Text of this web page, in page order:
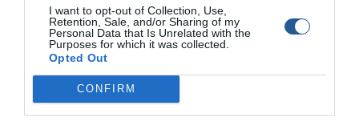
I want to opt-out of Collection, Use,
Retention, Sale, and/or Sharing of my
Personal Data that Is Unrelated with the
Purposes for which it was collected.
Opted Out
CONFIRM